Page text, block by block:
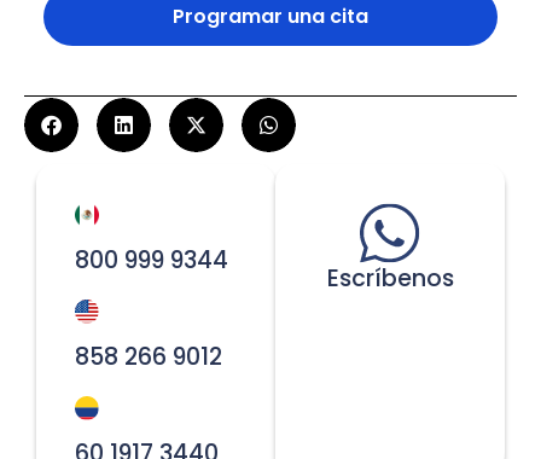
Programar una cita
800 999 9344
858 266 9012
Escríbenos